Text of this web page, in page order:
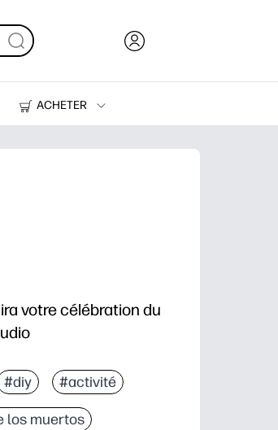
ACHETER
Des imprimantes
votre célébration du
#diy #activité
los muertos